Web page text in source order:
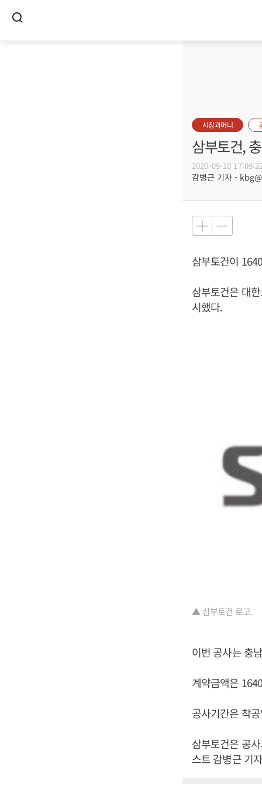
시장과머니
삼부토건,
2020-09-10
감병근 기자 -
삼부토건이
삼부토건은 대
시했다.
▲ 삼부토건 로고.
이번 공사는 충
계약금액은
공사기간은 착
삼부토건은 공
스트 감병근 기